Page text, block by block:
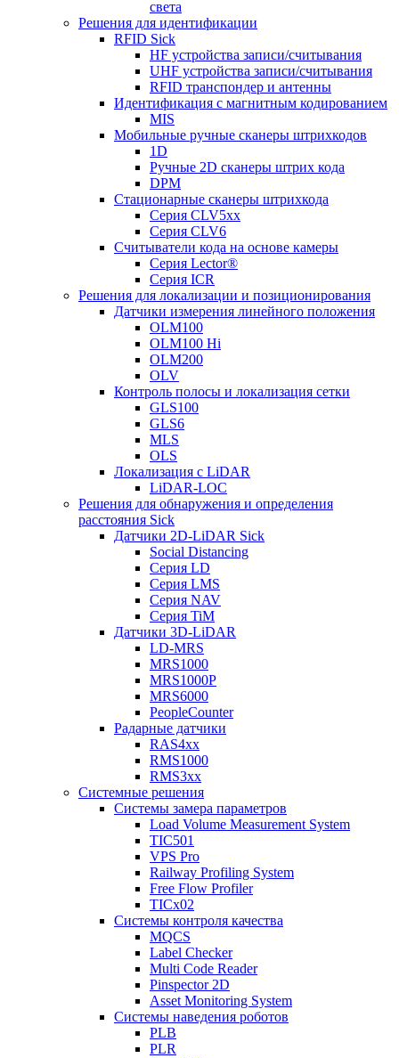
света
Решения для идентификации
RFID Sick
HF устройства записи/считывания
UHF устройства записи/считывания
RFID транспондер и антенны
Идентификация с магнитным кодированием
MIS
Мобильные ручные сканеры штрихкодов
1D
Ручные 2D сканеры штрих кода
DPM
Стационарные сканеры штрихкода
Серия CLV5xx
Серия CLV6
Считыватели кода на основе камеры
Серия Lector®
Серия ICR
Решения для локализации и позиционирования
Датчики измерения линейного положения
OLM100
OLM100 Hi
OLM200
OLV
Контроль полосы и локализация сетки
GLS100
GLS6
MLS
OLS
Локализация с LiDAR
LiDAR-LOC
Решения для обнаружения и определения
расстояния Sick
Датчики 2D-LiDAR Sick
Social Distancing
Серия LD
Серия LMS
Серия NAV
Серия TiM
Датчики 3D-LiDAR
LD-MRS
MRS1000
MRS1000P
MRS6000
PeopleCounter
Радарные датчики
RAS4xx
RMS1000
RMS3xx
Системные решения
Системы замера параметров
Load Volume Measurement System
TIC501
VPS Pro
Railway Profiling System
Free Flow Profiler
TICx02
Системы контроля качества
MQCS
Label Checker
Multi Code Reader
Pinspector 2D
Asset Monitoring System
Системы наведения роботов
PLB
PLR